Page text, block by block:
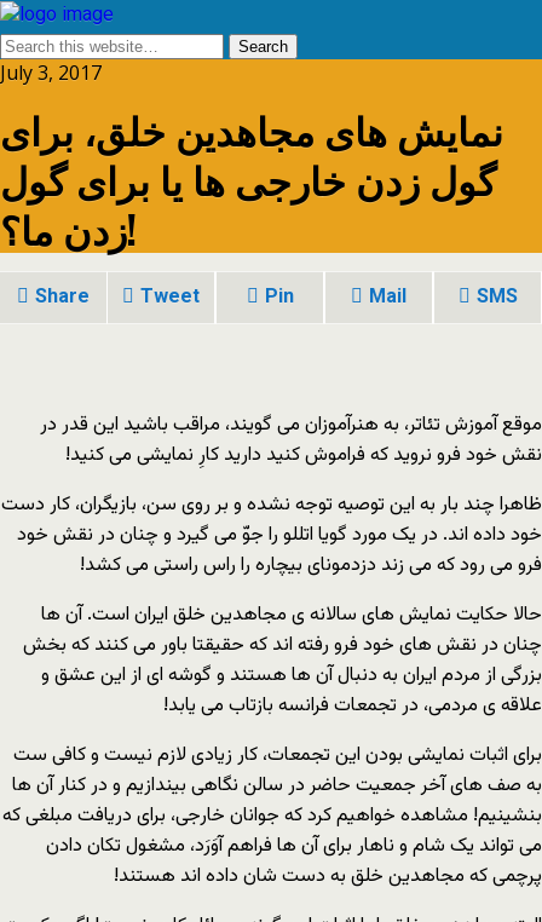
July 3, 2017
نمایش هاى مجاهدین خلق، براى
گول زدن خارجى ها یا براى گول
زدن ما؟!
Share Tweet Pin Mail SMS
موقع آموزش تئاتر، به هنرآموزان مى گویند، مراقب باشید این قدر در
نقش خود فرو نروید که فراموش کنید دارید کارِ نمایشى مى کنید!
ظاهرا چند بار به این توصیه توجه نشده و بر روى سن، بازیگران، کار دست
خود داده اند. در یک مورد گویا اتللو را جوّ مى گیرد و چنان در نقش خود
فرو مى رود که مى زند دزدموناى بیچاره را راس راستى مى کشد!
حالا حکایت نمایش هاى سالانه ى مجاهدین خلق ایران است. آن ها
چنان در نقش هاى خود فرو رفته اند که حقیقتا باور مى کنند که بخش
بزرگى از مردم ایران به دنبال آن ها هستند و گوشه اى از این عشق و
علاقه ى مردمى، در تجمعات فرانسه بازتاب مى یابد!
براى اثبات نمایشى بودن این تجمعات، کار زیادى لازم نیست و کافى ست
به صف هاى آخر جمعیت حاضر در سالن نگاهى بیندازیم و در کنار آن ها
بنشینیم! مشاهده خواهیم کرد که جوانان خارجى، براى دریافت مبلغى که
مى تواند یک شام و ناهار براى آن ها فراهم آوَرَد، مشغول تکان دادن
پرچمى که مجاهدین خلق به دست شان داده اند هستند!